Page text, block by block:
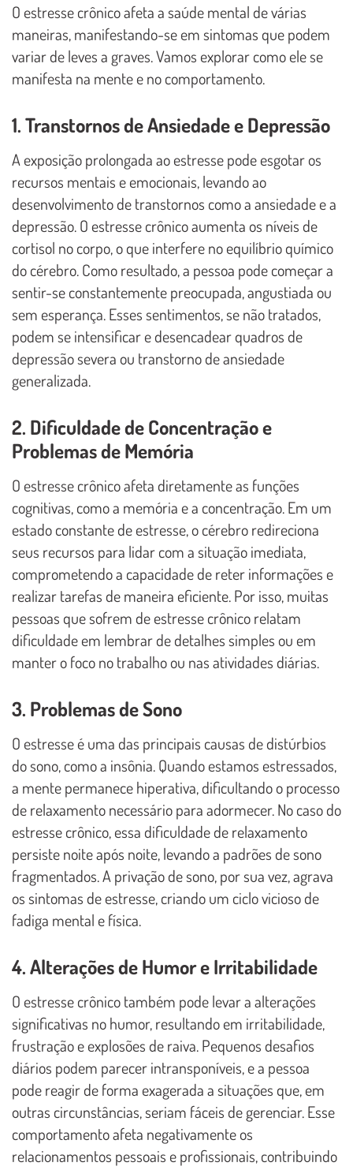
O estresse crônico afeta a saúde mental de várias
maneiras, manifestando-se em sintomas que podem
variar de leves a graves. Vamos explorar como ele se
manifesta na mente e no comportamento.
1. Transtornos de Ansiedade e Depressão
A exposição prolongada ao estresse pode esgotar os
recursos mentais e emocionais, levando ao
desenvolvimento de transtornos como a ansiedade e a
depressão. O estresse crônico aumenta os níveis de
cortisol no corpo, o que interfere no equilíbrio químico
do cérebro. Como resultado, a pessoa pode começar a
sentir-se constantemente preocupada, angustiada ou
sem esperança. Esses sentimentos, se não tratados,
podem se intensificar e desencadear quadros de
depressão severa ou transtorno de ansiedade
generalizada.
2. Dificuldade de Concentração e
Problemas de Memória
O estresse crônico afeta diretamente as funções
cognitivas, como a memória e a concentração. Em um
estado constante de estresse, o cérebro redireciona
seus recursos para lidar com a situação imediata,
comprometendo a capacidade de reter informações e
realizar tarefas de maneira eficiente. Por isso, muitas
pessoas que sofrem de estresse crônico relatam
dificuldade em lembrar de detalhes simples ou em
manter o foco no trabalho ou nas atividades diárias.
3. Problemas de Sono
O estresse é uma das principais causas de distúrbios
do sono, como a insônia. Quando estamos estressados,
a mente permanece hiperativa, dificultando o processo
de relaxamento necessário para adormecer. No caso do
estresse crônico, essa dificuldade de relaxamento
persiste noite após noite, levando a padrões de sono
fragmentados. A privação de sono, por sua vez, agrava
os sintomas de estresse, criando um ciclo vicioso de
fadiga mental e física.
4. Alterações de Humor e Irritabilidade
O estresse crônico também pode levar a alterações
significativas no humor, resultando em irritabilidade,
frustração e explosões de raiva. Pequenos desafios
diários podem parecer intransponíveis, e a pessoa
pode reagir de forma exagerada a situações que, em
outras circunstâncias, seriam fáceis de gerenciar. Esse
comportamento afeta negativamente os
relacionamentos pessoais e profissionais, contribuindo